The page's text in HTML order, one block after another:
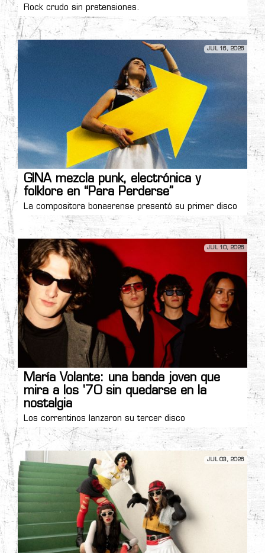
Rock crudo sin pretensiones.
JUL 16, 2026
GINA mezcla punk, electrónica y
folklore en “Para Perderse”
La compositora bonaerense presentó su primer disco
JUL 10, 2026
María Volante: una banda joven que
mira a los '70 sin quedarse en la
nostalgia
Los correntinos lanzaron su tercer disco
JUL 03, 2026